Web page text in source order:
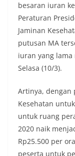
besaran iuran
Peraturan
Jaminan
putusan MA
iuran yang lama
Selasa (10/3).
Artinya, dengan
Kesehatan
untuk ruang
2020 naik
Rp25.500 per
peserta untuk